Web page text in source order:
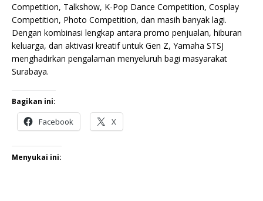
Competition, Talkshow, K-Pop Dance Competition, Cosplay
Competition, Photo Competition, dan masih banyak lagi.
Dengan kombinasi lengkap antara promo penjualan, hiburan
keluarga, dan aktivasi kreatif untuk Gen Z, Yamaha STSJ
menghadirkan pengalaman menyeluruh bagi masyarakat
Surabaya.
Bagikan ini:
Facebook X
Menyukai ini: